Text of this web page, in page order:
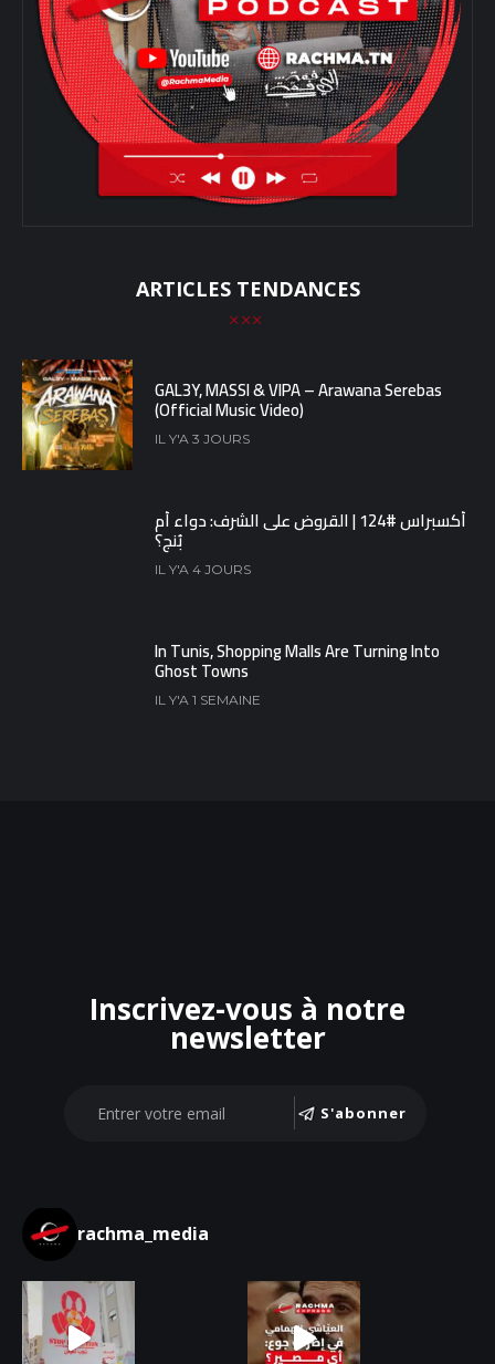
ARTICLES TENDANCES
GAL3Y, MASSI & VIPA – Arawana Serebas
(Official Music Video)
IL Y'A 3 JOURS
أكسبراس #124 | القروض على الشرف: دواء أم
بُنج؟
IL Y'A 4 JOURS
In Tunis, Shopping Malls Are Turning Into
Ghost Towns
IL Y'A 1 SEMAINE
Inscrivez-vous à notre
newsletter
S'abonner
rachma_media